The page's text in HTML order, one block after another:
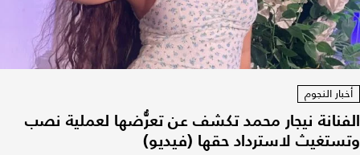
أخبار النجوم
الفنانة نيجار محمد تكشف عن تعرُّضها لعملية نصب
وتستغيث لاسترداد حقها (فيديو)